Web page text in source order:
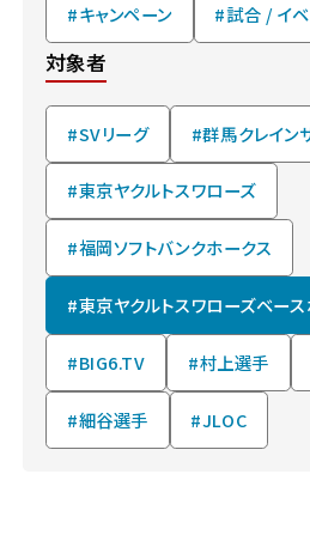
#キャンペーン #試合 / イ
対象者
#SVリーグ #群馬クレイン
#東京ヤクルトスワローズ
#福岡ソフトバンクホークス
#東京ヤクルトスワローズベー
#BIG6.TV #村上選手
#細谷選手 #JLOC